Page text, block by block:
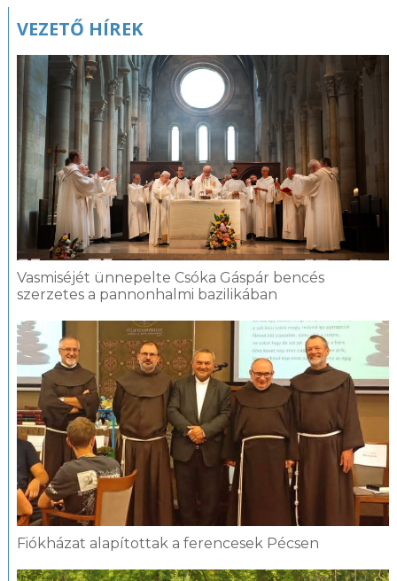
VEZETŐ HÍREK
Vasmiséjét ünnepelte Csóka Gáspár bencés
szerzetes a pannonhalmi bazilikában
Fiókházat alapítottak a ferencesek Pécsen